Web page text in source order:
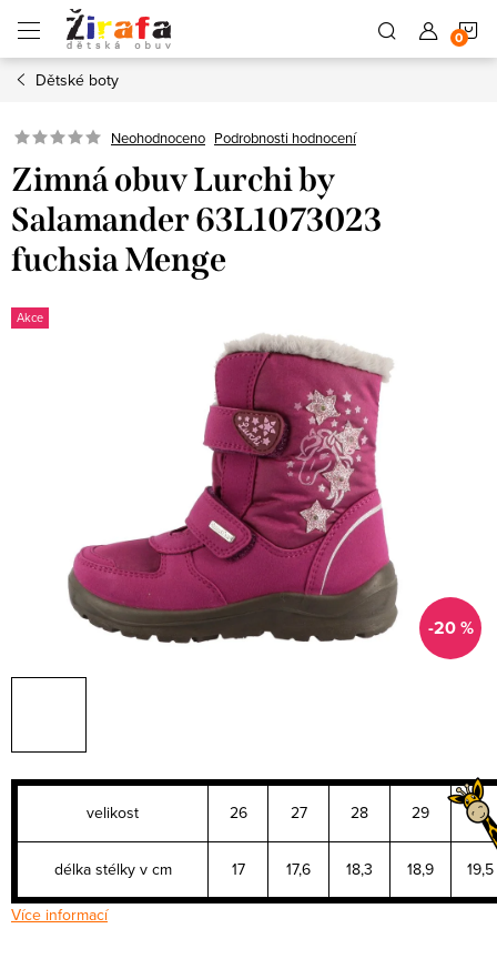
obsah
Dětské boty
Neohodnoceno Podrobnosti hodnocení
Zimná obuv Lurchi by
Salamander 63L1073023
fuchsia Menge
Akce
-20 %
velikost 26 27 28 29 30
délka stélky v cm 17 17,6 18,3 18,9 19,5
Více informací